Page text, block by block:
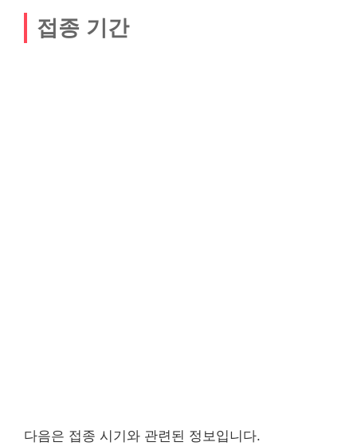
접종 기간
다음은 접종 시기와 관련된 정보입니다.